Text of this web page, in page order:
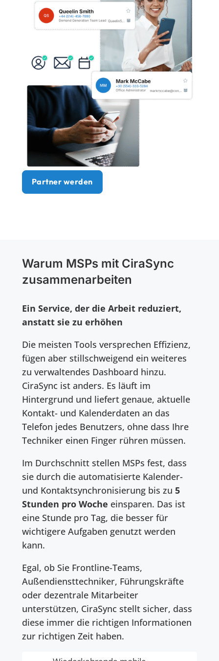
Partner werden
Warum MSPs mit CiraSync
zusammenarbeiten
Ein Service, der die Arbeit reduziert,
anstatt sie zu erhöhen
Die meisten Tools versprechen Effizienz,
fügen aber stillschweigend ein weiteres
zu verwaltendes Dashboard hinzu.
CiraSync ist anders. Es läuft im
Hintergrund und liefert genaue, aktuelle
Kontakt- und Kalenderdaten an das
Telefon jedes Benutzers, ohne dass Ihre
Techniker einen Finger rühren müssen.
Im Durchschnitt stellen MSPs fest, dass
sie durch die automatisierte Kalender-
und Kontaktsynchronisierung bis zu 5
Stunden pro Woche einsparen. Das ist
eine Stunde pro Tag, die besser für
wichtigere Aufgaben genutzt werden
kann.
Egal, ob Sie Frontline-Teams,
Außendiensttechniker, Führungskräfte
oder dezentrale Mitarbeiter
unterstützen, CiraSync stellt sicher, dass
diese immer die richtigen Informationen
zur richtigen Zeit haben.